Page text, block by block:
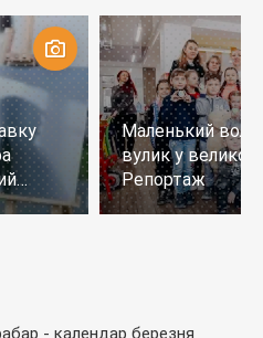
Маленький
вулик у
Репортаж
- календар березня